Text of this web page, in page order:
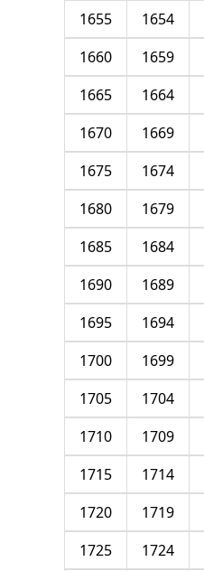
1654
1655
1659
1660
1664
1665
1669
1670
1674
1675
1679
1680
1684
1685
1689
1690
1694
1695
1699
1700
1704
1705
1709
1710
1714
1715
1719
1720
1724
1725